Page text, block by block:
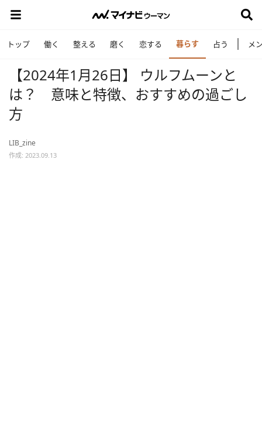
トップ 働く 整える 磨く 恋する 暮らす 占う メ
【2024年1月26日】 ウルフムーンと
は？ 意味と特徴、おすすめの過ごし
方
LIB_zine
作成: 2023.09.13